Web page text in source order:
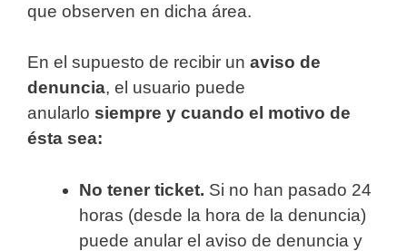
que observen en dicha área.
En el supuesto de recibir un aviso de
denuncia, el usuario puede
anularlo siempre y cuando el motivo de
ésta sea:
No tener ticket. Si no han pasado 24
horas (desde la hora de la denuncia)
puede anular el aviso de denuncia y